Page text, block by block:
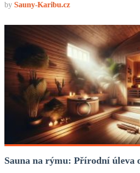
by Sauny-Karibu.cz
Sauna na rýmu: Přírodní úleva